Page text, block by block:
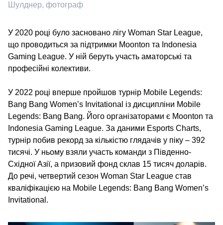
Шулднер, фотограф
У 2020 році було засновано лігу Woman Star League,
що проводиться за підтримки Moonton та Indonesia
Gaming League. У ній беруть участь аматорські та
професійні колективи.
У 2022 році вперше пройшов турнір Mobile Legends:
Bang Bang Women’s Invitational із дисципліни Mobile
Legends: Bang Bang. Його організаторами є Moonton та
Indonesia Gaming League. За даними Esports Charts,
турнір побив рекорд за кількістю глядачів у піку – 392
тисячі. У ньому взяли участь команди з Південно-
Східної Азії, а призовий фонд склав 15 тисяч доларів.
До речі, четвертий сезон Woman Star League став
кваліфікацією на Mobile Legends: Bang Bang Women’s
Invitational.